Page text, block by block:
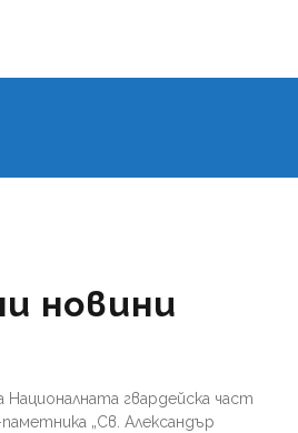
новини
Националната гвардейска част
„Св. Александър